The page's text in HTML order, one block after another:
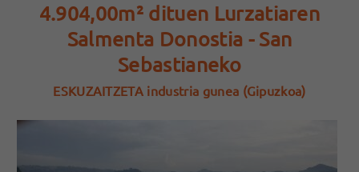
4.904,00m² dituen Lurzatiaren
Salmenta Donostia - San
Sebastianeko
ESKUZAITZETA industria gunea (Gipuzkoa)